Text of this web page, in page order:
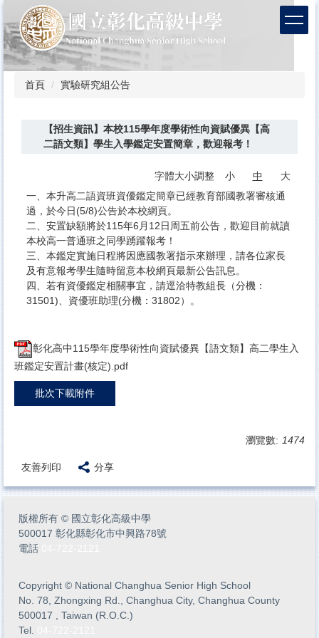
到
主
要
內
首頁 實驗研究組公告
【招生資訊】本校115學年度學術性向資賦優異【高
二語文類】學生入學鑑定安置簡章，歡迎報考！
字體大小調整 小 中
大
一、本升高二語資班資優鑑定簡章已經教育部國教署審核通
過，於今日(5/8)公告於本校網頁。
二、安置缺額將於115年6月12日周五前公告，歡迎目前就讀
本校高一普通班之同學踴躍報考！
三、本鑑定實施日程將因應國教署指示來辦理，請各位家長
及有意報考學生隨時留意本校網頁最新公告訊息。
四、若有資優鑑定相關事宜，請逕洽特教組長（分機：
31501)、資優班助理(分機：31802）。
彰化高中115學年度學術性向資賦優異【語文類】高二學生入
班鑑定安置計畫(核定).pdf
批次下載附件
瀏覽數: 1474
友善列印 分享
版權所有 © 國立彰化高級中學
500017 彰化縣彰化市中興路78號
電話
Copyright © National Changhua Senior High School
No. 78, Zhongxing Rd., Changhua City, Changhua County
500017 , Taiwan (R.O.C.)
Tel.